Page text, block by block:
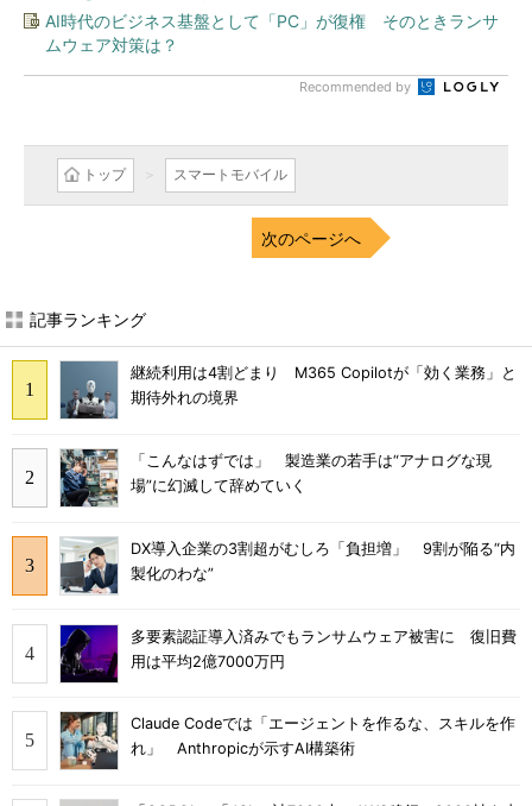
AI時代のビジネス基盤として「PC」が復権 そのときランサ
ムウェア対策は？
Recommended by
トップ スマートモバイル
次のページへ
記事ランキング
継続利用は4割どまり M365 Copilotが「効く業務」と
期待外れの境界
「こんなはずでは」 製造業の若手は“アナログな現
場”に幻滅して辞めていく
DX導入企業の3割超がむしろ「負担増」 9割が陥る“内
製化のわな”
多要素認証導入済みでもランサムウェア被害に 復旧費
用は平均2億7000万円
Claude Codeでは「エージェントを作るな、スキルを作
れ」 Anthropicが示すAI構築術